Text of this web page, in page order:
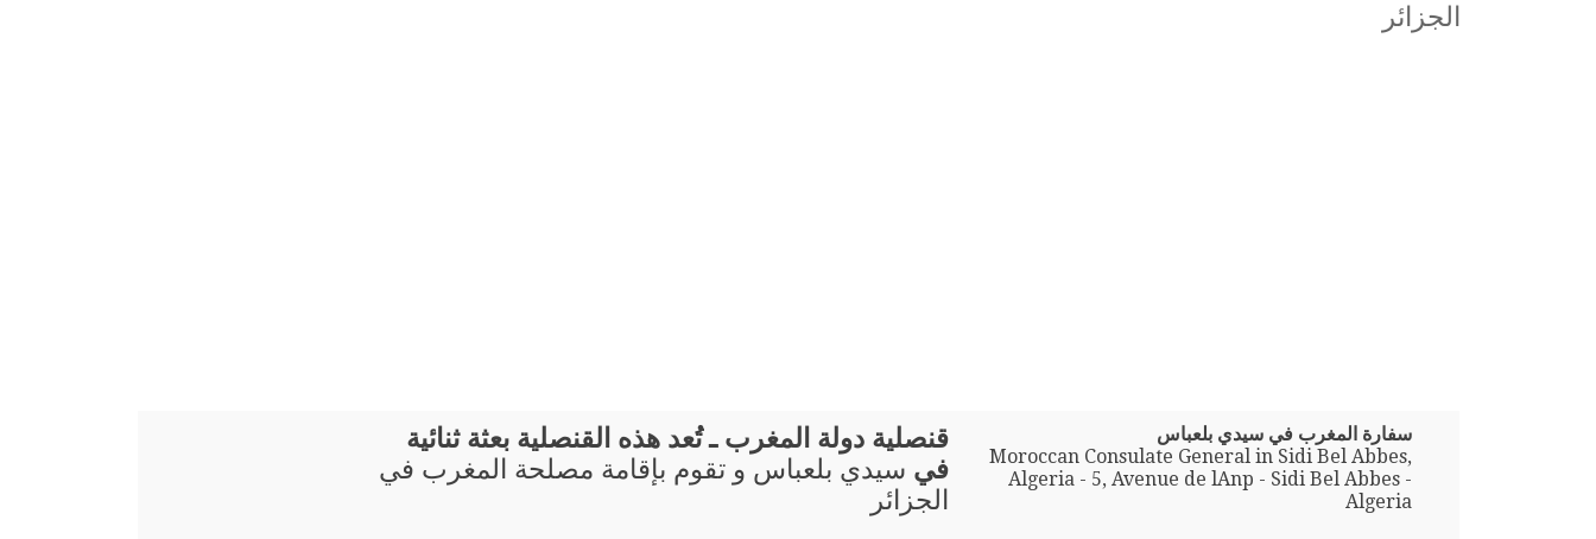
الجزائر
سفارة المغرب في سيدي بلعباس
Moroccan Consulate General in Sidi Bel Abbes,
Algeria - 5, Avenue de lAnp - Sidi Bel Abbes -
Algeria
قنصلية دولة المغرب ـ تُعد هذه القنصلية بعثة ثنائية
في سيدي بلعباس و تقوم بإقامة مصلحة المغرب في
الجزائر